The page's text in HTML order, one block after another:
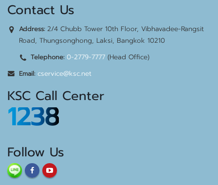
Contact Us
Address:2/4 Chubb Tower 10th Floor, Vibhavadee-Rangsit
Road, Thungsonghong, Laksi, Bangkok 10210
Telephone: 0-2779-7777 (Head Office)
Email: cservice@ksc.net
KSC Call Center
1238
Follow Us